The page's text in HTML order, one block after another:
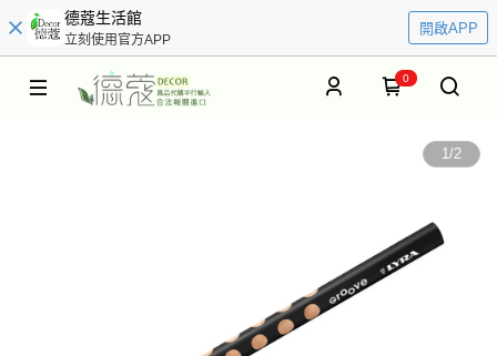
德蔻生活館
立刻使用官方APP
開啟APP
0
1/2